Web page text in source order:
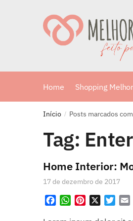
Home Shopping
Início / Posts marcados
Tag:
Home Interior:
17 de dezembro de 2017
W